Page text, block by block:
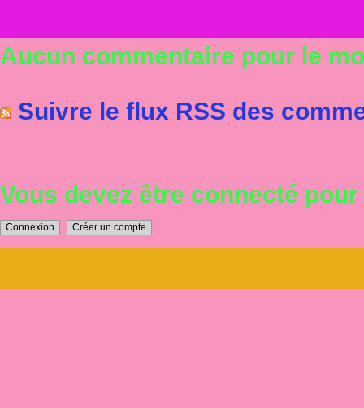
Aucun commentaire pour le
Suivre le flux RSS des
Vous devez être connecté